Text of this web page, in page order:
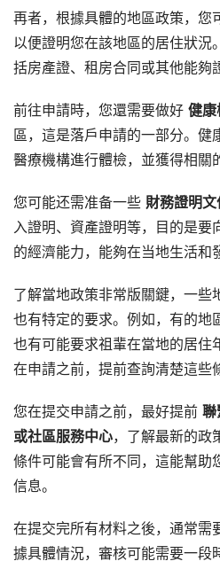
再者，根據具體的地區政策，您
以便證明您在該地區的居住狀況
括房產證、租房合同或其他能夠
前往申請時，您還需要做好 健康
區，這是落戶申請的一部分。健
醫療機構進行體檢，並獲得相關
您可能还需准备一些 財務證明文
入證明、資產證明等，目的是要
的經濟能力，能夠在当地生活和
了解當地政策非常版關鍵，一些
也有特定的要求。例如，有的地
也有可能要求祖輩在當地的居住
在申請之前，提前查詢清楚這些
您在提交申請之前，最好提前 聯
或社區服務中心，了解最新的政
條件可能會有所不同，這能幫助
信息。
在提交完所有材料之後，通常需
據具體情況，審核可能需要一段